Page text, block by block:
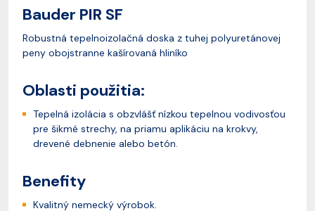
Bauder PIR SF
Robustná tepelnoizolačná doska z tuhej polyuretánovej
peny obojstranne kašírovaná hliníko
Oblasti použitia:
Tepelná izolácia s obzvlášť nízkou tepelnou vodivosťou
pre šikmé strechy, na priamu aplikáciu na krokvy,
drevené debnenie alebo betón.
Benefity
Kvalitný nemecký výrobok.